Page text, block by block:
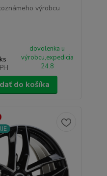
výrobcu
dovolenka u
výrobcu,expedicia
24.8
do košíka